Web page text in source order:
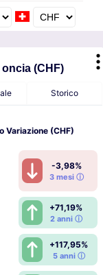
(CHF)
Storico
Variazione (CHF)
-3,98%
3 mesi ⓘ
+71,19%
2 anni ⓘ
+117,95%
5 anni ⓘ